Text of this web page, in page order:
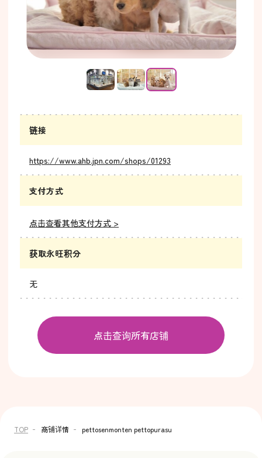
链接
https://www.ahb.jpn.com/shops/01293
支付方式
点击查看其他支付方式 >
获取永旺积分
无
点击查询所有店铺
TOP 商铺详情 pettosenmonten pettopurasu